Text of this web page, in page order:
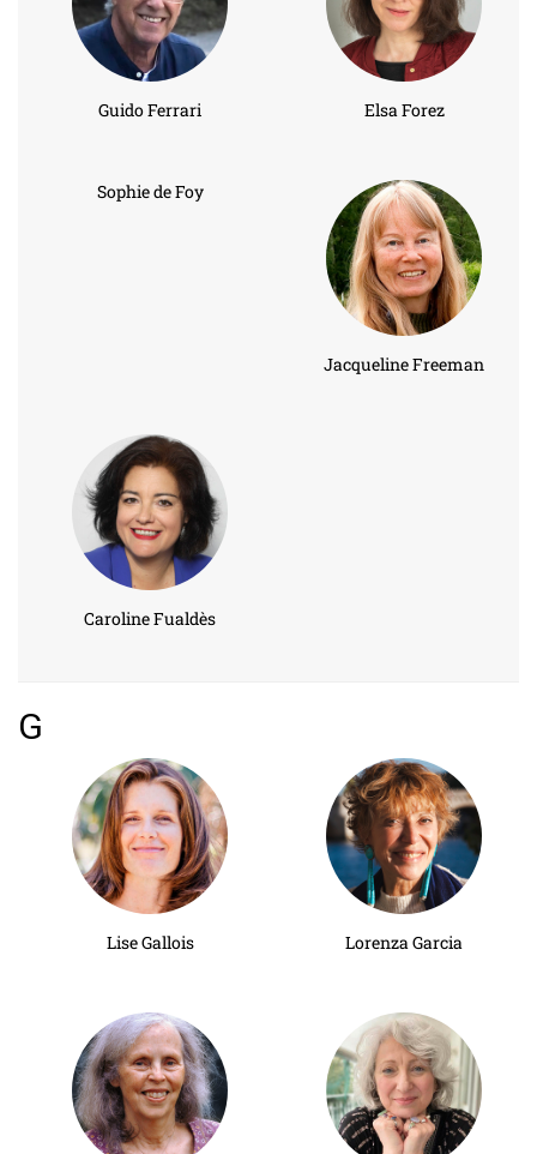
Guido Ferrari Elsa Forez
Sophie de Foy
Jacqueline Freeman
Caroline Fualdès
G
Lise Gallois Lorenza Garcia